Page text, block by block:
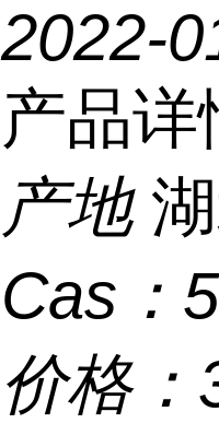
2022-
产品详
产地
Cas：
价格：